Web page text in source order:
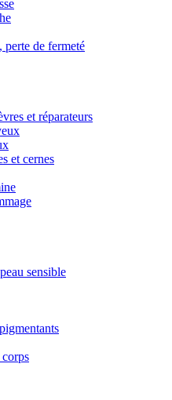
perte de fermeté
et réparateurs
et cernes
sensible